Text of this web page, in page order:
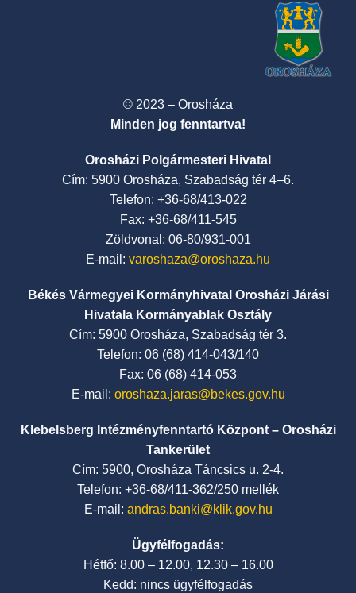
© 2023 – Orosháza
Minden jog fenntartva!
Orosházi Polgármesteri Hivatal
Cím: 5900 Orosháza, Szabadság tér 4–6.
Telefon: +36-68/413-022
Fax: +36-68/411-545
Zöldvonal: 06-80/931-001
E-mail: varoshaza@oroshaza.hu
Békés Vármegyei Kormányhivatal Orosházi Járási
Hivatala Kormányablak Osztály
Cím: 5900 Orosháza, Szabadság tér 3.
Telefon: 06 (68) 414-043/140
Fax: 06 (68) 414-053
E-mail: oroshaza.jaras@bekes.gov.hu
Klebelsberg Intézményfenntartó Központ – Orosházi
Tankerület
Cím: 5900, Orosháza Táncsics u. 2-4.
Telefon: +36-68/411-362/250 mellék
E-mail: andras.banki@klik.gov.hu
Ügyfélfogadás:
Hétfő: 8.00 – 12.00, 12.30 – 16.00
Kedd: nincs ügyfélfogadás